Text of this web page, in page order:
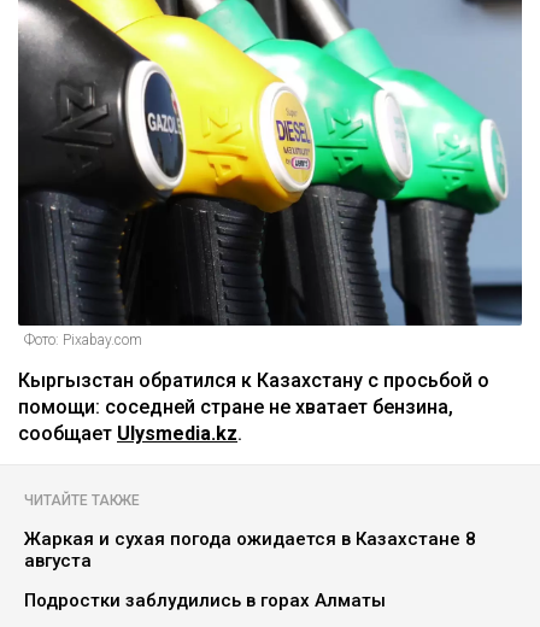
Фото: Pixabay.com
Кыргызстан обратился к Казахстану с просьбой о
помощи: соседней стране не хватает бензина,
сообщает Ulysmedia.kz.
ЧИТАЙТЕ ТАКЖЕ
Жаркая и сухая погода ожидается в Казахстане 8
августа
Подростки заблудились в горах Алматы